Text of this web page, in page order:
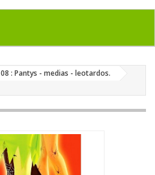
+
08 : Pantys - medias - leotardos.